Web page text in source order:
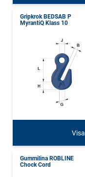
Gripkrok BEDSAB P
MyrantiQ Klass 10
Visa
Gummilina ROBLINE
Chock Cord